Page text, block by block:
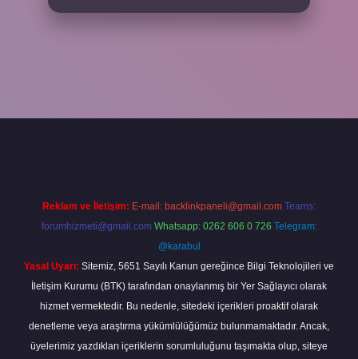
Reklam ve İletişim: E-mail: backlinkpaneli@gmail.com Teams:
forumhizmeti@gmail.com Whatsapp: 0262 606 0 726 Telegram:
@karabul
Yasal Uyarı: Sitemiz, 5651 Sayılı Kanun gereğince Bilgi Teknolojileri ve
İletişim Kurumu (BTK) tarafından onaylanmış bir Yer Sağlayıcı olarak
hizmet vermektedir. Bu nedenle, sitedeki içerikleri proaktif olarak
denetleme veya araştırma yükümlülüğümüz bulunmamaktadır. Ancak,
üyelerimiz yazdıkları içeriklerin sorumluluğunu taşımakta olup, siteye